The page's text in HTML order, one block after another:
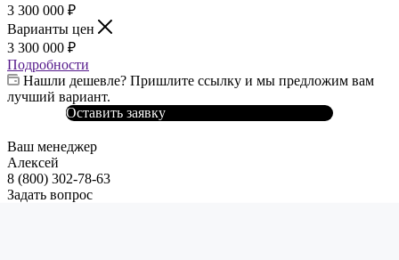
3 300 000 ₽
Варианты цен
3 300 000 ₽
Подробности
Нашли дешевле? Пришлите ссылку и мы предложим вам
лучший вариант.
Оставить заявку
Ваш менеджер
Алексей
8 (800) 302-78-63
Задать вопрос